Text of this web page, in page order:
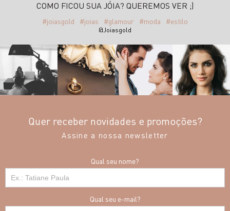
COMO FICOU SUA JÓIA? QUEREMOS VER ;)
#joiasgold #joias #glamour #moda #estilo
@Joiasgold
Quer receber novidades e promoções?
Assine a nossa newsletter
Qual seu nome?
Qual seu e-mail?